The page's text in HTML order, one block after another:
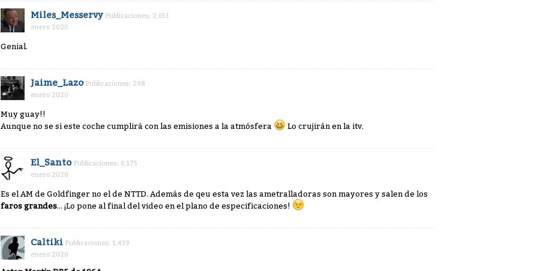
Miles_Messervy Publicaciones: 2,651
enero 2020
Genial.
Jaime_Lazo Publicaciones: 298
enero 2020
Muy guay!!
Aunque no se si este coche cumplirá con las emisiones a la atmósfera
Lo crujirán en la itv.
El_Santo Publicaciones: 6,175
enero 2020
Es el AM de Goldfinger no el de NTTD. Además de qeu esta vez las ametralladoras son mayores y salen de los
faros grandes... ¡Lo pone al final del video en el plano de especificaciones!
Caltiki Publicaciones: 1,439
enero 2020